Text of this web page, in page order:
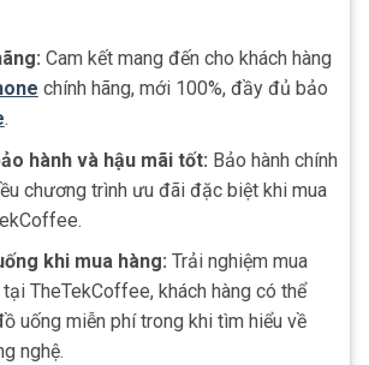
Cam kết mang đến cho khách hàng
chính hãng, mới 100%, đầy đủ bảo
.
hành và hậu mãi tốt: Bảo hành chính
chương trình ưu đãi đặc biệt khi mua
khi mua hàng: Trải nghiệm mua
TheTekCoffee, khách hàng có thể
uống miễn phí trong khi tìm hiểu về
nghệ.